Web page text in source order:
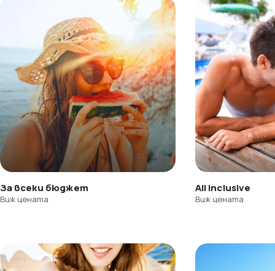
За всеки бюджет
Виж цената
All inclusive
Виж цената